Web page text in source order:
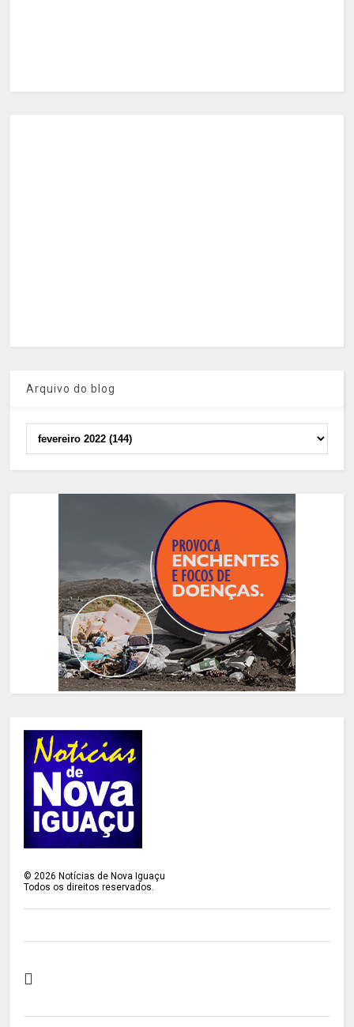
Arquivo do blog
©2026 Notícias de Nova Iguaçu
Todos os direitos reservados.